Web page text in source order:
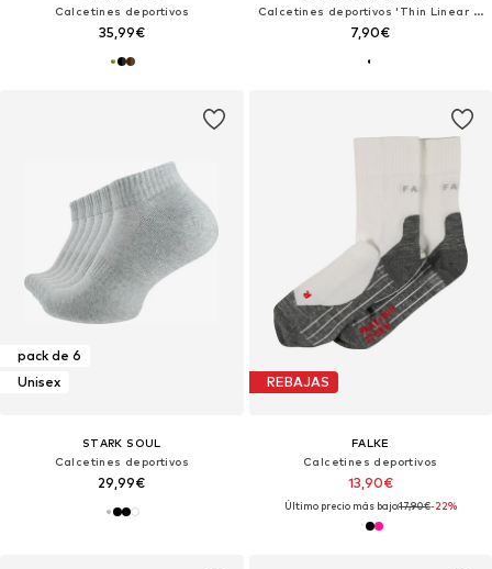
Calcetines deportivos
35,99€
Calcetines deportivos 'Thin Linear Ballerina 2 Pairs'
7,90€
pack de 6
Unisex
STARK SOUL
Calcetines deportivos
29,99€
REBAJAS
FALKE
Calcetines deportivos
13,90€
Último precio más bajo:17,90€-22%